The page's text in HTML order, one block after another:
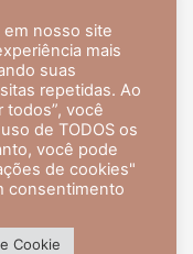
UFRJ.
UFRJ, tendo
em 2007.
de Dermatologia,
nosso site
mais
suas
repetidas. Ao
todos”, você
de TODOS os
você pode
de cookies"
consentimento
Cookie